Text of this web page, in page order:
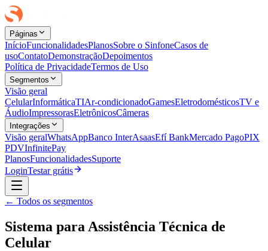
Páginas
InícioFuncionalidadesPlanosSobre o SinfoneCasos de
usoContatoDemonstraçãoDepoimentos
Política de PrivacidadeTermos de Uso
Segmentos
Visão geral
CelularInformáticaTIAr-condicionadoGamesEletrodomésticosTV e
ÁudioImpressorasEletrônicosCâmeras
Integrações
Visão geralWhatsAppBanco InterAsaasEfí BankMercado PagoPIX
PDVInfinitePay
PlanosFuncionalidadesSuporte
LoginTestar grátis
← Todos os segmentos
Sistema para Assistência Técnica de
Celular